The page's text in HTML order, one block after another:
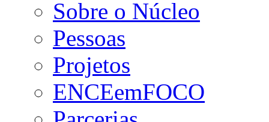
Sobre o Núcleo
Pessoas
Projetos
ENCEemFOCO